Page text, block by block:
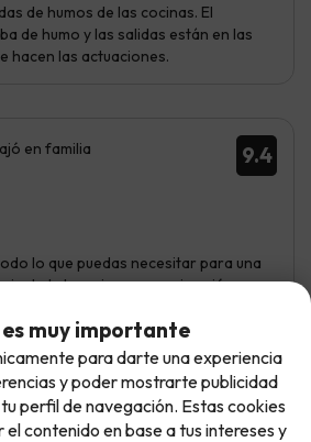
de humos de las cocinas. El
de humo y las salidas están en las
hacen las actuaciones.
9.4
en familia
lo que puedas necesitar para una
duda lo mejor es su animación,
tuvieran armarios en
El resto todo perfecto
al siguiente.
pero cada día lanzamos
para viajar mejor y pagar
muy importante
para darte una experiencia
y poder mostrarte publicidad
perfil de navegación. Estas cookies
contenido en base a tus intereses y